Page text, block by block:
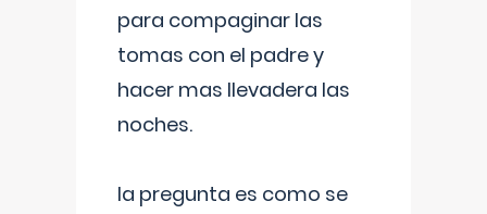
para compaginar las
tomas con el padre y
hacer mas llevadera las
noches.
la pregunta es como se